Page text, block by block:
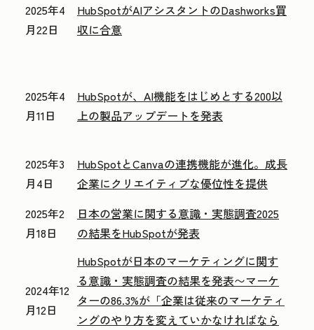
2025年4
月22日
HubSpotがAIアシスタントのDashworks買
収に合意
2025年4
月11日
HubSpotが、AI機能をはじめとする200以
上の製品アップデートを発表
2025年3
月4日
HubSpotとCanvaの連携機能が進化。成長
企業にクリエイティブな優位性を提供
2025年2
月18日
日本の営業に関する意識・実態調査2025
の結果をHubSpotが発表
2024年12
月12日
HubSpotが日本のマーケティングに関す
る意識・実態調査の結果を発表〜マーケ
ターの86.3%が「企業は従来のマーケティ
ングのやり方を変えていかなければなら